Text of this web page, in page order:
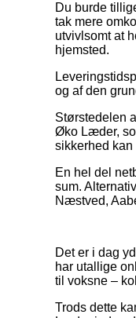
Du burde
tak mere
utvivlsomt at
hjemsted.
og af den
Størstedelen
Øko Læder,
sikkerhed
En hel del
sum.
Næstved,
Det er i dag
har utallige
til voksne –
Trods dette